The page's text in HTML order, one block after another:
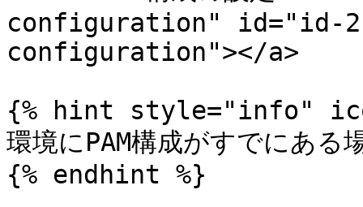
configuration" id="id-
configuration"></a>
{% hint style="info"
環境にPAM構成がすでにある
{% endhint %}